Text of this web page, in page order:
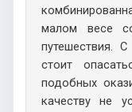
малом весе
путешествия.
стоит
подобных
качеству не